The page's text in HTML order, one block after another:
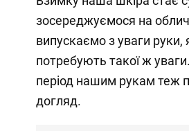
зосереджуємося на
випускаємо з уваги руки,
потребують такої ж
період нашим рукам теж
догляд.